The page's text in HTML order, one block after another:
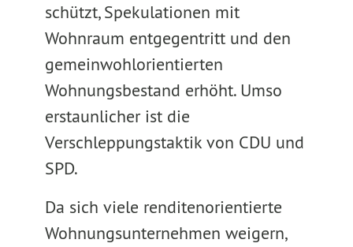
schützt, Spekulationen mit
Wohnraum entgegentritt und den
gemeinwohlorientierten
Wohnungsbestand erhöht. Umso
erstaunlicher ist die
Verschleppungstaktik von CDU und
SPD.
Da sich viele renditenorientierte
Wohnungsunternehmen weigern,